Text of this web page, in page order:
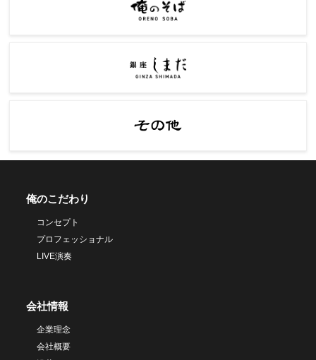
俺のこだわり
コンセプト
プロフェッショナル
LIVE演奏
会社情報
企業理念
会社概要